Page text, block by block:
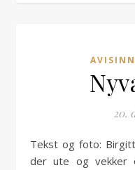
20.
Tekst og foto: Birgitte Simensen Berg Sola skinner
der ute og vekker